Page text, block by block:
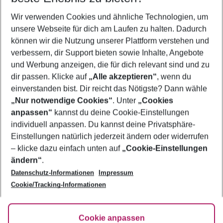
2 Erwachsene Keine Kinder
Mehr Filter anzeigen
Footer
Footer navigation
Über uns
AGB
Bestpreisgarantie
Cookie-Einstellungen ändern
Cookie-Richtlinie
Agenturbetreuung
Barrierefreies Reisen
FAQ
HanseMerkur Reiseversicherung
Folge uns
Wir verwenden Cookies und ähnliche Technologien, um
unsere Webseite für dich am Laufen zu halten. Dadurch
können wir die Nutzung unserer Plattform verstehen und
verbessern, dir Support bieten sowie Inhalte, Angebote
und Werbung anzeigen, die für dich relevant sind und zu
dir passen. Klicke auf „Alle akzeptieren“, wenn du
einverstanden bist. Dir reicht das Nötigste? Dann wähle
„Nur notwendige Cookies“. Unter „Cookies
anpassen“ kannst du deine Cookie-Einstellungen
individuell anpassen. Du kannst deine Privatsphäre-
Einstellungen natürlich jederzeit ändern oder widerrufen
– klicke dazu einfach unten auf „Cookie-Einstellungen
ändern“.
Datenschutz-Informationen
Impressum
Cookie/Tracking-Informationen
Cookie anpassen